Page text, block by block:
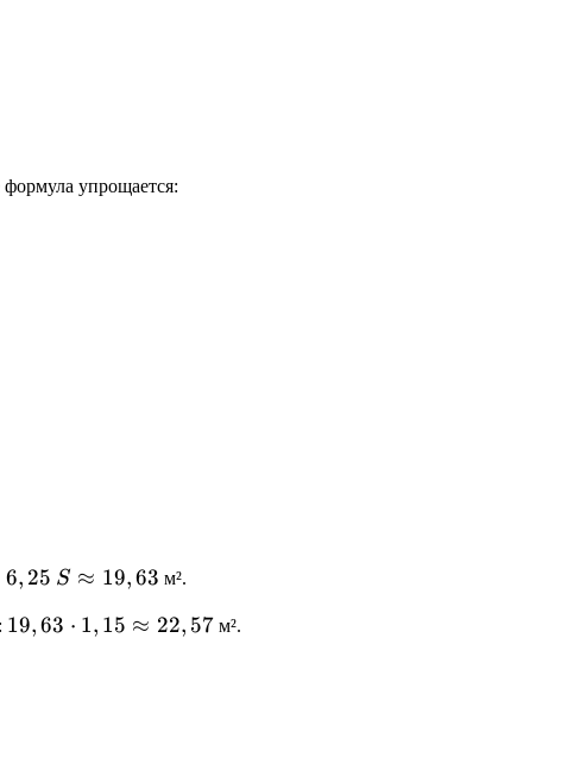
упрощается:
6, 25 S
19,63
S ≈ 19,63 м².
19,63
19,63 ⋅ 1, 15 ≈ 22, 57 м².